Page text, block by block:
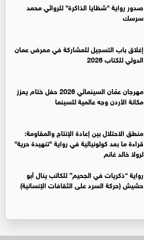
صدور رواية "شظايا الذاكرة" للروائي محمد
سرسك
إغلاق باب التسجيل للمشاركة في معرض عمان
الدولي للكتاب 2026
مهرجان عمّان السينمائي 2026 حفل ختام يعزز
مكانة الأردن وجه عالمية للسينما
منطق الاحتلال بين إعادة الإنتاج والمقاومة:
قراءة ما بعد كولونيالية في رواية "تنهيدة حرية"
لرولا خالد غانم
رواية “ذكريات في الجحيم” للكاتب ينال أبو
حشيش (حركة السرد على الثقافات الإنسانية)